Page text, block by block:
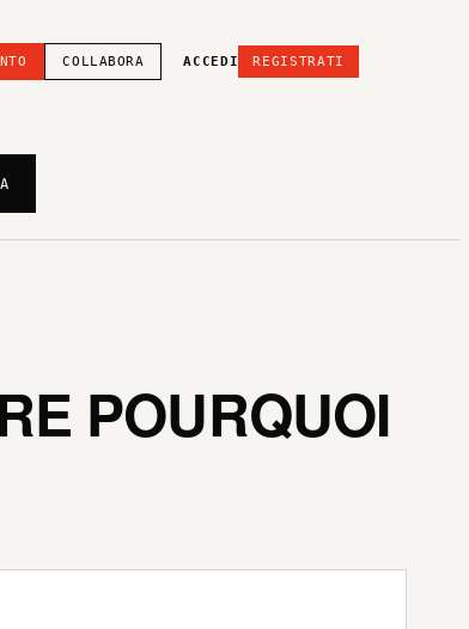
COLLABORA ACCEDI REGISTRATI
POURQUOI